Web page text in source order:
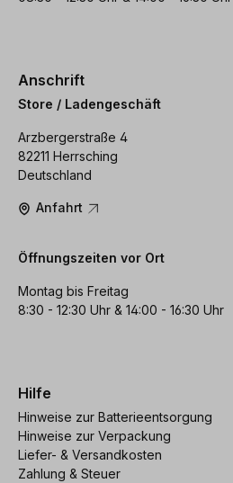
Anschrift
Store / Ladengeschäft
Arzbergerstraße 4
82211 Herrsching
Deutschland
Anfahrt
Öffnungszeiten vor Ort
Montag bis Freitag
8:30 - 12:30 Uhr & 14:00 - 16:30 Uhr
Hilfe
Hinweise zur Batterieentsorgung
Hinweise zur Verpackung
Liefer- & Versandkosten
Zahlung & Steuer